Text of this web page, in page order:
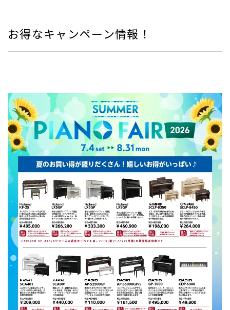
お得なキャンペーン情報！